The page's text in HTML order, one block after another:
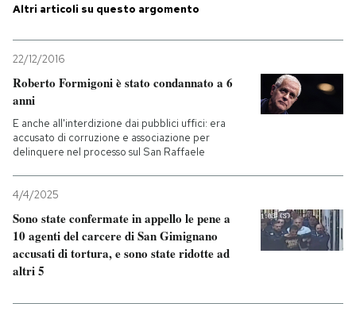
Altri articoli su questo argomento
22/12/2016
Roberto Formigoni è stato condannato a 6
anni
E anche all'interdizione dai pubblici uffici: era
accusato di corruzione e associazione per
delinquere nel processo sul San Raffaele
4/4/2025
Sono state confermate in appello le pene a
10 agenti del carcere di San Gimignano
accusati di tortura, e sono state ridotte ad
altri 5